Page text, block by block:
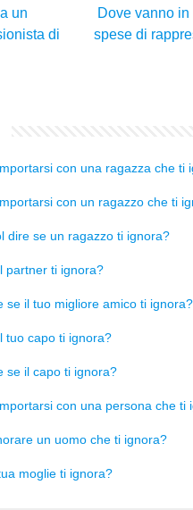
un
di
Dove vanno
spese di
con una ragazza che ti
con un ragazzo che ti
dire se un ragazzo ti ignora?
partner ti ignora?
se il tuo migliore amico ti ignora?
tuo capo ti ignora?
se il capo ti ignora?
con una persona che ti
un uomo che ti ignora?
moglie ti ignora?